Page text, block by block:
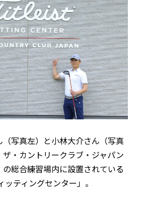
写真左）と小林大介さん（写真
・カントリークラブ・ジャパン
の総合練習場内に設置されている
ッティングセンター」。